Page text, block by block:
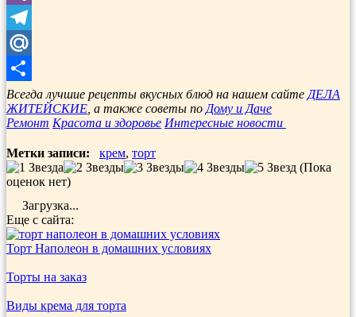
Viber
Telegram
Mail.Ru
Отправить
Всегда лучшие рецепты вкусных блюд на нашем сайте ДЕЛА
ЖИТЕЙСКИЕ , а также советы по Дому и Даче
Ремонт Красота и здоровье Интересные новости
Метки записи: крем, торт
(Пока
оценок нет)
Загрузка...
Еще с сайта:
Торт Наполеон в домашних условиях
Торты на заказ
Виды крема для торта